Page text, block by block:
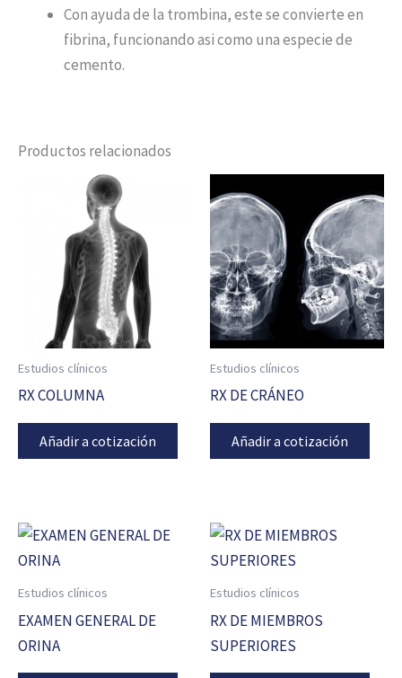
Con ayuda de la trombina, este se convierte en
fibrina, funcionando asi como una especie de
cemento.
Productos relacionados
Estudios clínicos
RX COLUMNA
Añadir a cotización
Estudios clínicos
RX DE CRÁNEO
Añadir a cotización
Estudios clínicos
EXAMEN GENERAL DE
ORINA
Estudios clínicos
RX DE MIEMBROS
SUPERIORES